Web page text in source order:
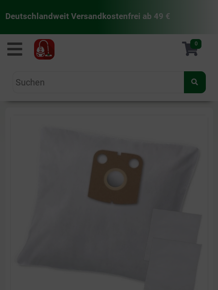
Deutschlandweit Versandkostenfrei ab 49 €
staubsaugermanufaktur 0